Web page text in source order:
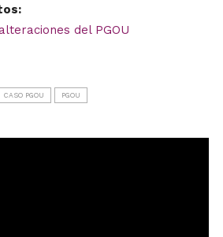
del PGOU
CASO PGOU PGOU